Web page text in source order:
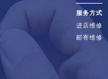
服务方式
进店维修
邮寄维修